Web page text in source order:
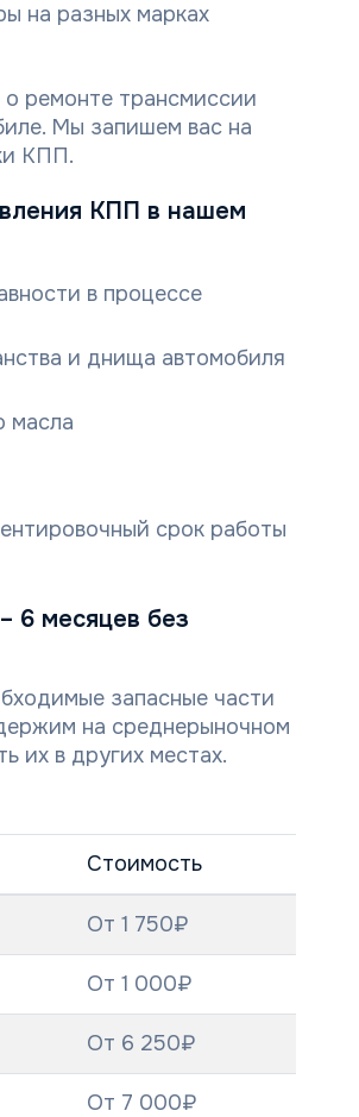
на разных марках
ремонте трансмиссии
Мы запишем вас на
КПП.
КПП в нашем
в процессе
и днища автомобиля
масла
срок работы
6 месяцев без
запасные части
на среднерыночном
их в других местах.
Стоимость
От 1 750₽
От 1 000₽
От 6 250₽
От 7 000₽